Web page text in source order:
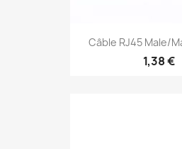
Câble RJ45 Male/
1,38 €